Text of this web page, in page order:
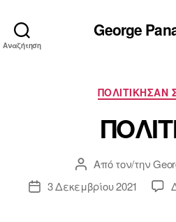
Αναζήτηση
George
ΠΟΛΙΤΙΚΗΣΑΝ
Συντάκτης
άρθρου
Από τον/την
Ημ.3 Δεκεμβρίου 2021